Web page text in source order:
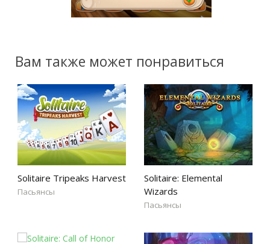
Вам также может понравиться
Solitaire Tripeaks Harvest
Пасьянсы
Solitaire: Elemental
Wizards
Пасьянсы